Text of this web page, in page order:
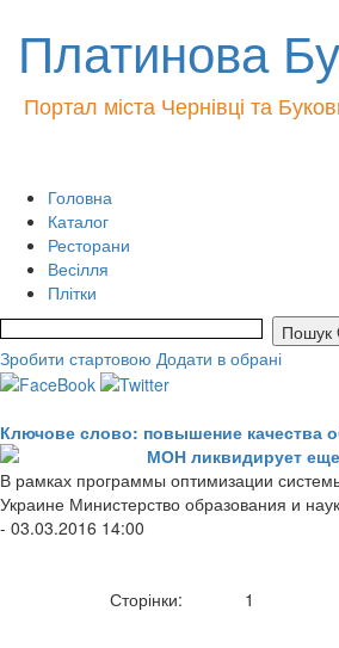
Платинова
Портал міста Чернівці та
Головна
Каталог
Ресторани
Весілля
Плітки
Зробити стартовою Додати в обрані
Ключове слово: повышение качества
МОН ликвидирует
В рамках программы оптимизации
Украине Министерство образования и
- 03.03.2016 14:00
Сторінки: 1